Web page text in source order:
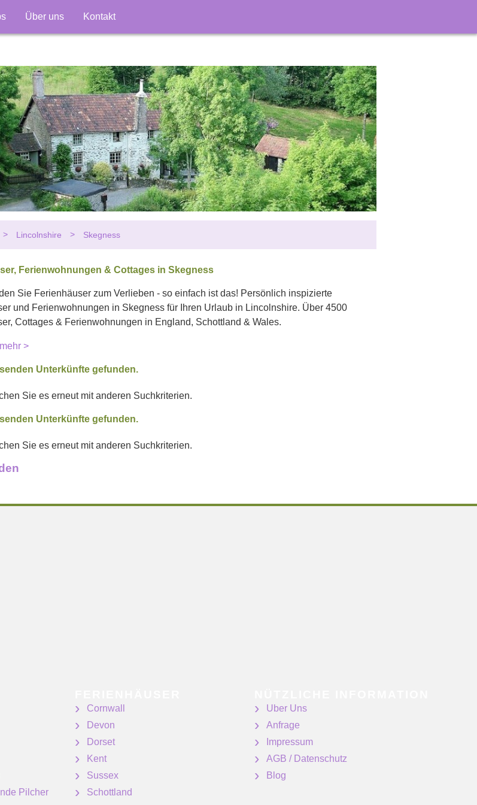
Über uns Kontakt
Lincolnshire Skegness
Ferienwohnungen & Cottages in Skegness
Sie Ferienhäuser zum Verlieben - so einfach ist das! Persönlich inspizierte
und Ferienwohnungen in Skegness für Ihren Urlaub in Lincolnshire. Über 4500
Cottages & Ferienwohnungen in England, Schottland & Wales.
>
Unterkünfte gefunden.
Sie es erneut mit anderen Suchkriterien.
Unterkünfte gefunden.
Sie es erneut mit anderen Suchkriterien.
Pilcher
Cornwall
Devon
Dorset
Kent
Sussex
Schottland
Uber Uns
Anfrage
Impressum
AGB / Datenschutz
Blog